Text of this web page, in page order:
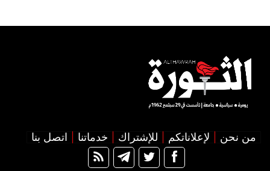
من نحن لإعلاناتكم للإشتراك خدماتنا اتصل بنا